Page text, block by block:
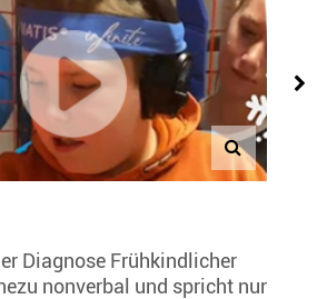
Diagnose Frühkindlicher
nonverbal und spricht nur